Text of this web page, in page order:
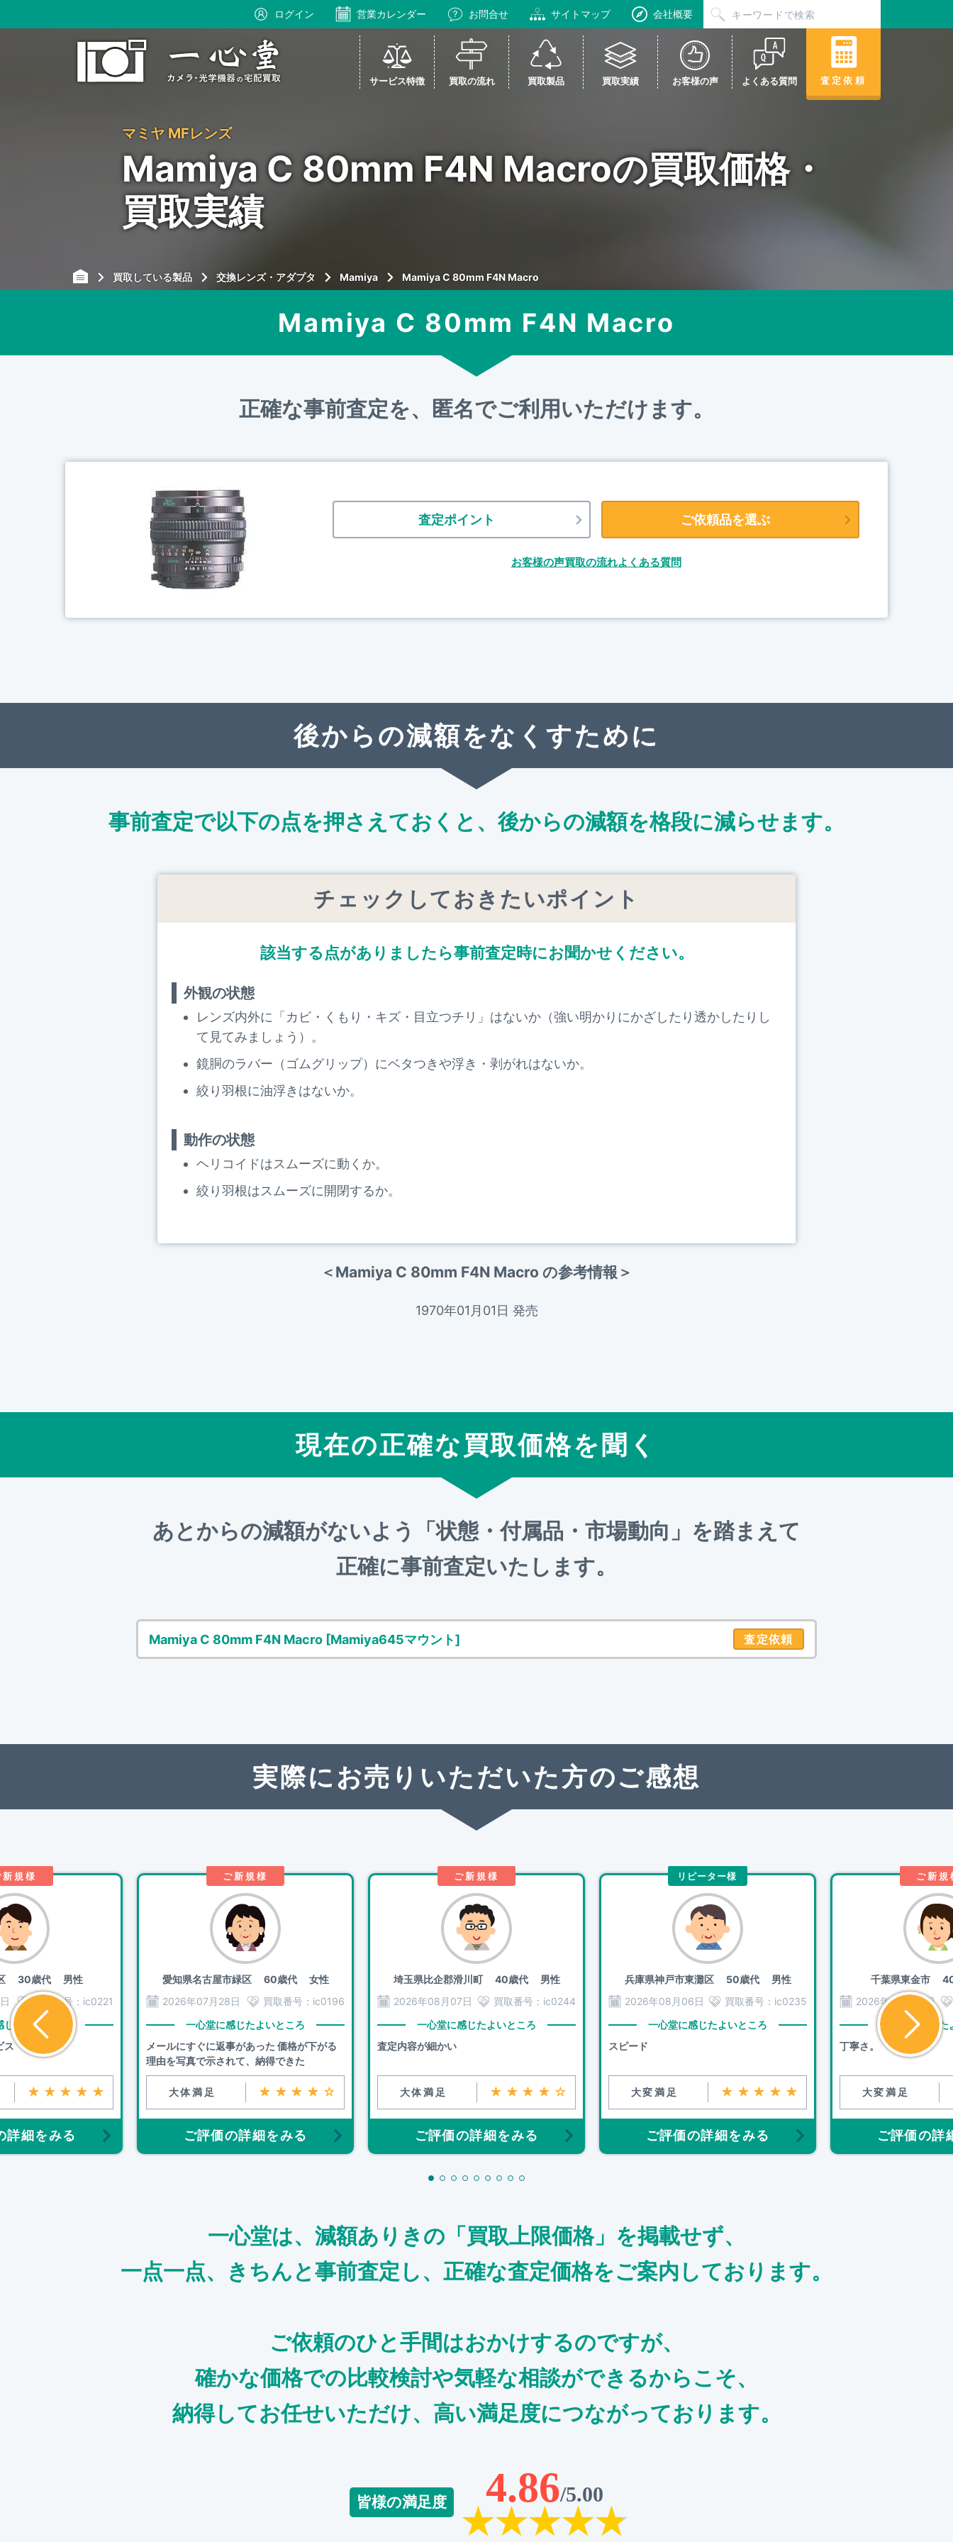
ログイン 営業カレンダー お問合せ サイトマップ 会社概要
サービス特徴 買取の流れ 買取製品 買取実績 お客様の声 よくある質問 査定依頼
マミヤ MFレンズ
Mamiya C 80mm F4N Macroの買取価格・
買取実績
買取している製品 交換レンズ・アダプタ Mamiya Mamiya C 80mm F4N Macro
Mamiya C 80mm F4N Macro
正確な事前査定を、匿名でご利用いただけます。
査定ポイント ご依頼品を選ぶ
お客様の声買取の流れよくある質問
後からの減額をなくすために
事前査定で以下の点を押さえておくと、後からの減額を格段に減らせます。
チェックしておきたいポイント
該当する点がありましたら事前査定時にお聞かせください。
外観の状態
レンズ内外に「カビ・くもり・キズ・目立つチリ」はないか（強い明かりにかざしたり透かしたりし
て見てみましょう）。
鏡胴のラバー（ゴムグリップ）にベタつきや浮き・剥がれはないか。
絞り羽根に油浮きはないか。
動作の状態
ヘリコイドはスムーズに動くか。
絞り羽根はスムーズに開閉するか。
＜Mamiya C 80mm F4N Macro の参考情報＞
1970年01月01日 発売
現在の正確な買取価格を聞く
あとからの減額がないよう「状態・付属品・市場動向」を踏まえて
正確に事前査定いたします。
Mamiya C 80mm F4N Macro [Mamiya645マウント] 査定依頼
実際にお売りいただいた方のご感想
新規様
30歳代 男性
買取番号： ic0221
じたよいところ
ス
★★★★★
詳細をみる
ご新規様
愛知県名古屋市緑区60歳代 女性
2026年07月28日
買取番号： ic0196
一心堂に感じたよいところ
メールにすぐに返事があった 価格が下がる
理由を写真で示されて、納得できた
大体満足 ★★★★☆
ご評価の詳細をみる
ご新規様
埼玉県比企郡滑川町40歳代 男性
2026年08月07日
買取番号： ic0244
一心堂に感じたよいところ
査定内容が細かい
大体満足 ★★★★☆
ご評価の詳細をみる
リピーター様
兵庫県神戸市東灘区50歳代 男性
2026年08月06日
買取番号： ic0235
一心堂に感じたよいところ
スピード
大変満足 ★★★★★
ご評価の詳細をみる
ご新規
千葉県東金市40
2026年08月05日
一心堂に感じた
丁寧さ。
大変満足
ご評価の詳
一心堂は、減額ありきの「買取上限価格」を掲載せず、
一点一点、きちんと事前査定し、正確な査定価格をご案内しております。
ご依頼のひと手間はおかけするのですが、
確かな価格での比較検討や気軽な相談ができるからこそ、
納得してお任せいただけ、高い満足度につながっております。
皆様の満足度 4.86/5.00